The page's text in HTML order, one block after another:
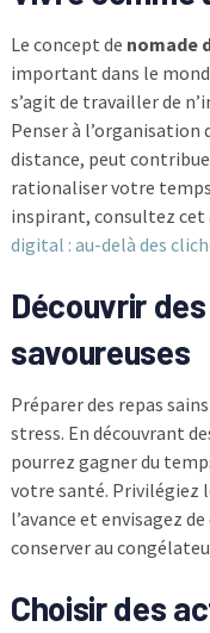
Le concept de nomade
important dans le
s’agit de travailler de
Penser à l’organisation
distance, peut
rationaliser votre
inspirant, consultez cet
digital : au-delà des
Découvrir
savoureuses
Préparer des repas
stress. En découvrant
pourrez gagner du
votre santé. Privilégiez
l’avance et envisagez
conserver au
Choisir des